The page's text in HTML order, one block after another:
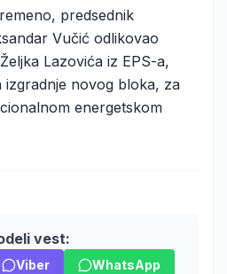
predsednik
Vučić odlikovao
Lazovića iz EPS-a,
novog bloka, za
energetskom
vest:
Viber WhatsApp